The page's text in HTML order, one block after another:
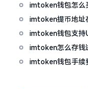
imtoken钱包怎么
搞定
imtoken提币地址
imtoken钱包支持
imtoken怎么存钱
imtoken钱包手续